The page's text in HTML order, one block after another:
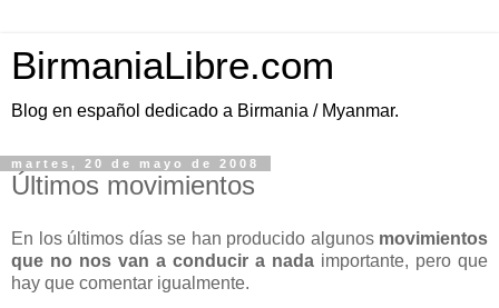
BirmaniaLibre.com
Blog en español dedicado a Birmania / Myanmar.
martes, 20 de mayo de 2008
Últimos movimientos
En los últimos días se han producido algunos movimientos
que no nos van a conducir a nada importante, pero que
hay que comentar igualmente.